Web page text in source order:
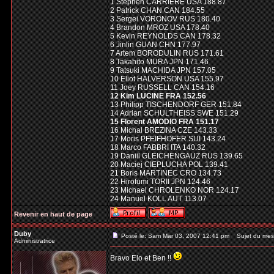
1 Stephen CARRIERE USA 188.87
2 Patrick CHAN CAN 184.55
3 Sergei VORONOV RUS 180.40
4 Brandon MROZ USA 178.40
5 Kevin REYNOLDS CAN 178.32
6 Jinlin GUAN CHN 177.97
7 Artem BORODULIN RUS 171.61
8 Takahito MURA JPN 171.46
9 Tatsuki MACHIDA JPN 157.05
10 Eliot HALVERSON USA 155.97
11 Joey RUSSELL CAN 154.16
12 Kim LUCINE FRA 152.56
13 Philipp TISCHENDORF GER 151.84
14 Adrian SCHULTHEISS SWE 151.29
15 Florent AMODIO FRA 151.17
16 Michal BREZINA CZE 143.33
17 Moris PFEIFHOFER SUI 143.24
18 Marco FABBRI ITA 140.32
19 Daniil GLEICHENGAUZ RUS 139.65
20 Maciej CIEPLUCHA POL 139.41
21 Boris MARTINEC CRO 134.73
22 Hirofumi TORII JPN 124.46
23 Michael CHROLENKO NOR 124.17
24 Manuel KOLL AUT 113.07
Revenir en haut de page
Duby
Administratrice
Posté le: Sam Mar 03, 2007 12:41 pm Sujet du
Bravo Elo et Ben !!